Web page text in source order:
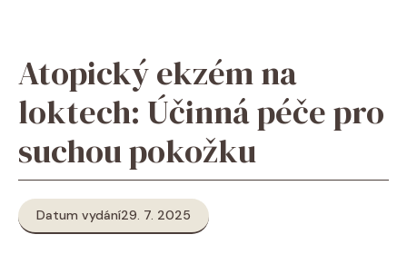
Atopický ekzém na
loktech: Účinná péče pro
suchou pokožku
Datum vydání29. 7. 2025